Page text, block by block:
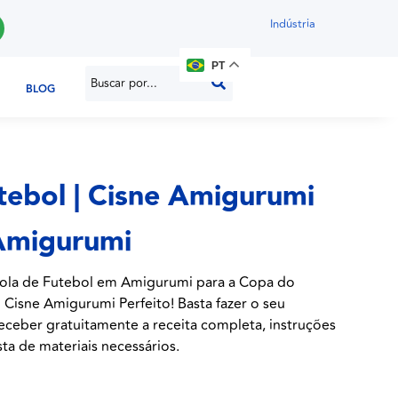
Indústria
BLOG
PT
| Cisne Amigurumi
de Futebol em Amigurumi para a Copa do
Amigurumi Perfeito! Basta fazer o seu
gratuitamente a receita completa, instruções
de materiais necessários.